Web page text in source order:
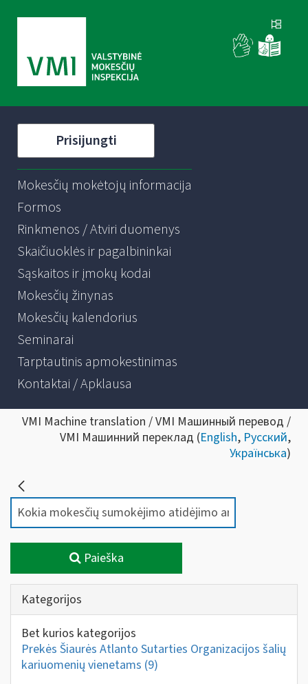
Prisijungti
Mokesčių mokėtojų informacija
Formos
Rinkmenos / Atviri duomenys
Skaičiuoklės ir pagalbininkai
Sąskaitos ir įmokų kodai
Mokesčių žinynas
Mokesčių kalendorius
Seminarai
Tarptautinis apmokestinimas
Kontaktai / Apklausa
VMI Machine translation / VMI Машинный перевод /
VMI Машинний переклад (English, Русский,
Українська)
Paieška
Kategorijos
Bet kurios kategorijos
Prekės Šiaurės Atlanto Sutarties Organizacijos šalių
kariuomenių vienetams (9)